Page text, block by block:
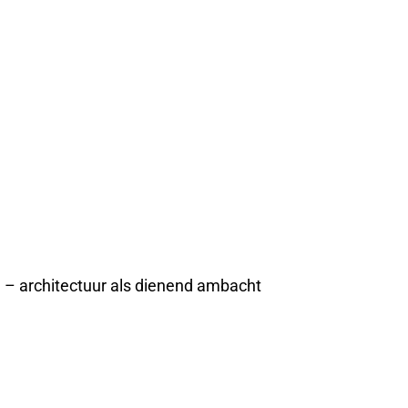
– architectuur als dienend ambacht